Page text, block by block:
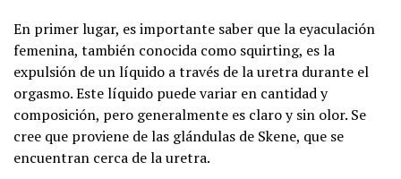
En primer lugar, es importante saber que la eyaculación
femenina, también conocida como squirting, es la
expulsión de un líquido a través de la uretra durante el
orgasmo. Este líquido puede variar en cantidad y
composición, pero generalmente es claro y sin olor. Se
cree que proviene de las glándulas de Skene, que se
encuentran cerca de la uretra.